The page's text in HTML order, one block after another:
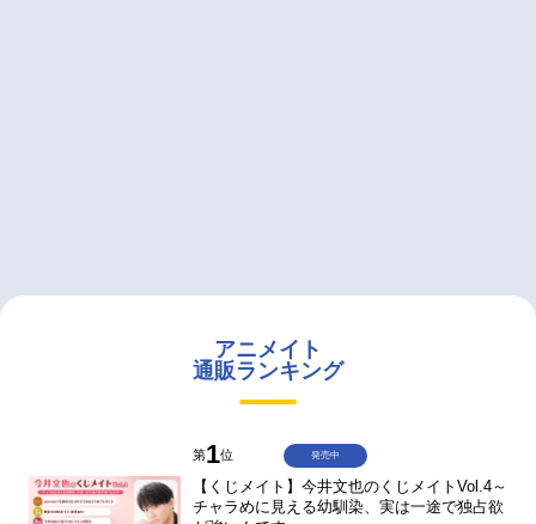
アニメイト
通販ランキング
第1位
【くじメイト】今井文也のくじメイトVol.4～
チャラめに見える幼馴染、実は一途で独占欲
発売中